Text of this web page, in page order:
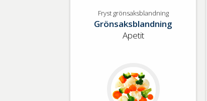
Fryst grönsaksblandning
Grönsaksblandning
Apetit